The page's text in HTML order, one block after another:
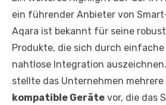
ein führender Anbieter von
Aqara ist bekannt für seine
Produkte, die sich durch
nahtlose Integration
stellte das Unternehmen mehrere
kompatible Geräte vor, die das